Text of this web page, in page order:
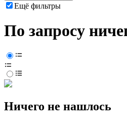
Ещё фильтры
По запросу
Ничего не нашлось